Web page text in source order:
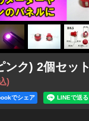
ク) 2個セット
)
でシェア